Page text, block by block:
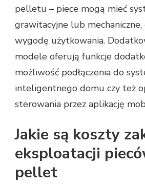
pelletu – piece mogą mieć
grawitacyjne lub mechaniczne,
wygodę użytkowania.
modele oferują funkcje
możliwość podłączenia do
inteligentnego domu czy też
sterowania przez aplikację
Jakie są koszty
eksploatacji
pellet